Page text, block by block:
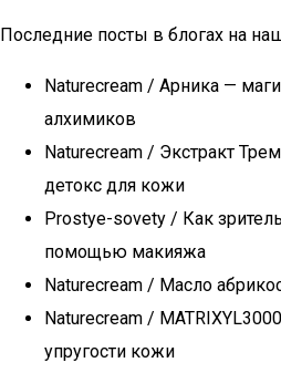
Последние посты в блогах на
Naturecream / Арника —
алхимиков
Naturecream / Экстракт
детокс для кожи
Prostye-sovety / Как
помощью макияжа
Naturecream / Масло
Naturecream /
упругости кожи